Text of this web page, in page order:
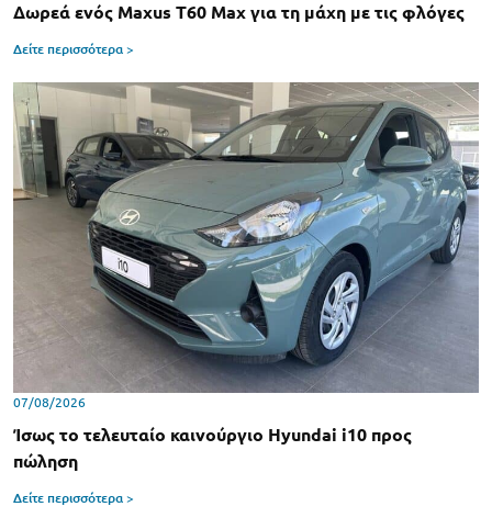
Δωρεά ενός Maxus T60 Max για τη μάχη με τις φλόγες
Δείτε περισσότερα >
07/08/2026
Ίσως το τελευταίο καινούργιο Hyundai i10 προς
πώληση
Δείτε περισσότερα >